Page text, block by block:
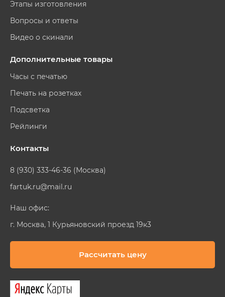
Этапы изготовления
Вопросы и ответы
Видео о скинали
Дополнительные товары
Часы с печатью
Печать на розетках
Подсветка
Рейлинги
Контакты
8 (930) 333-46-36 (Москва)
fartuk.ru@mail.ru
Наш офис:
г. Москва, 1 Курьяновский проезд 19к3
Рассчитать цену